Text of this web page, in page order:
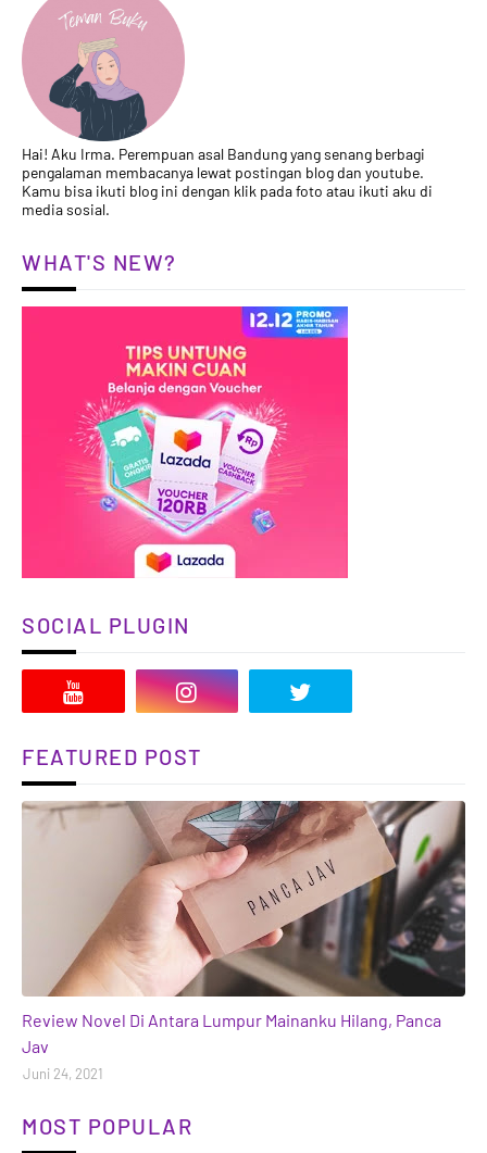
Hai! Aku Irma. Perempuan asal Bandung yang senang berbagi
pengalaman membacanya lewat postingan blog dan youtube.
Kamu bisa ikuti blog ini dengan klik pada foto atau ikuti aku di
media sosial.
WHAT'S NEW?
SOCIAL PLUGIN
FEATURED POST
Review Novel Di Antara Lumpur Mainanku Hilang, Panca
Jav
Juni 24, 2021
MOST POPULAR